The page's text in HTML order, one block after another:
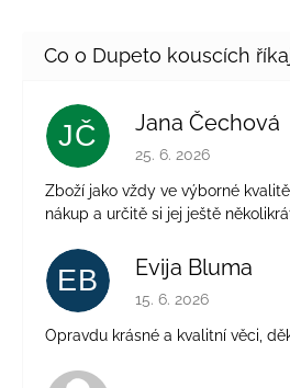
JČ Jana Čechová
Hodnocení obchodu
25. 6. 2026
Zboží jako vždy ve výborné
nákup a určitě si jej ještě
EB Evija Bluma
Hodnocení obchodu
15. 6. 2026
Opravdu krásné a kvalitní věci,